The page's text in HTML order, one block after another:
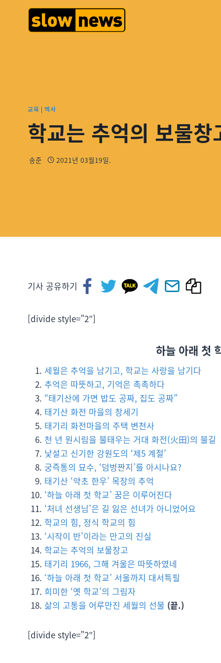
교육 | 역사
학교는 추억의 보물창
송준 2021년 03월19일.
기사 공유하기
[divide style=”2″]
하늘 아래 첫
세월은 추억을 남기고, 학교는 사랑을 남기다
추억은 따뜻하고, 기억은 촉촉하다
“태기산에 가면 밥도 공짜, 집도 공짜”
태기산 화전 마을의 창세기
태기리 화전마을의 주택 변천사
천 년 원시림을 불태우는 거대 화전(火田)의 불길
낯설고 신기한 강원도의 ‘제5 계절’
궁즉통의 묘수, ‘덤벙짠지’를 아시나요?
태기산 ‘약초 한우’ 목장의 추억
‘하늘 아래 첫 학교’ 꿈은 이루어진다
‘처녀 선생님’은 길 잃은 선녀가 아니었어요
학교의 힘, 정식 학교의 힘
‘시작이 반’이라는 만고의 진실
학교는 추억의 보물창고
태기리 1966, 그해 겨울은 따뜻하였네
‘하늘 아래 첫 학교’ 서울까지 대서특필
희미한 ‘옛 학교’의 그림자
삶의 고통을 어루만진 세월의 선물 (끝.)
[divide style=”2″]